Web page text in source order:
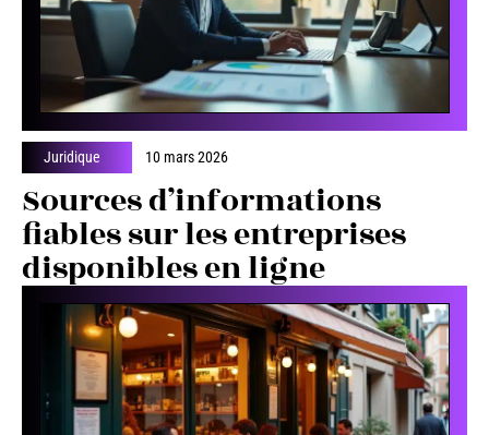
Juridique 10 mars 2026
Sources d’informations
fiables sur les entreprises
disponibles en ligne